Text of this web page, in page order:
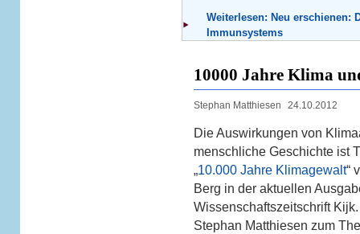
Weiterlesen: Neu erschienen:
Immunsystems
10000 Jahre Klima
Stephan Matthiesen 24.10.2012
Die Auswirkungen von
menschliche Geschichte ist
„10.000 Jahre Klimagewalt“
Berg in der aktuellen
Wissenschaftszeitschrift
Stephan Matthiesen zum